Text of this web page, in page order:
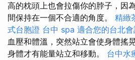
高的枕頭上也會拉傷你的脖子，因
間保持在一個不合適的角度。 精緻
式台胞證 台中 spa 適合您的台北
血壓和體溫，突然站立會使身體搖
身體才有能量站立和移動。 台中水